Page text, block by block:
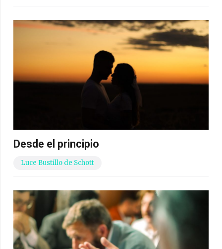
Desde el principio
Luce Bustillo de Schott